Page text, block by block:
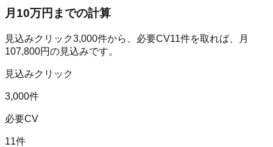
月10万円までの計算
見込みクリック3,000件から、必要CV11件を取れば、月
107,800円の見込みです。
見込みクリック
3,000件
必要CV
11件